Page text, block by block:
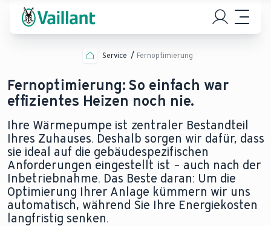
Service Fernoptimierung
Fernoptimierung: So einfach war
effizientes Heizen noch nie.
Ihre Wärmepumpe ist zentraler Bestandteil
Ihres Zuhauses. Deshalb sorgen wir dafür, dass
sie ideal auf die gebäudespezifischen
Anforderungen eingestellt ist – auch nach der
Inbetriebnahme. Das Beste daran: Um die
Optimierung Ihrer Anlage kümmern wir uns
automatisch, während Sie Ihre Energiekosten
langfristig senken.